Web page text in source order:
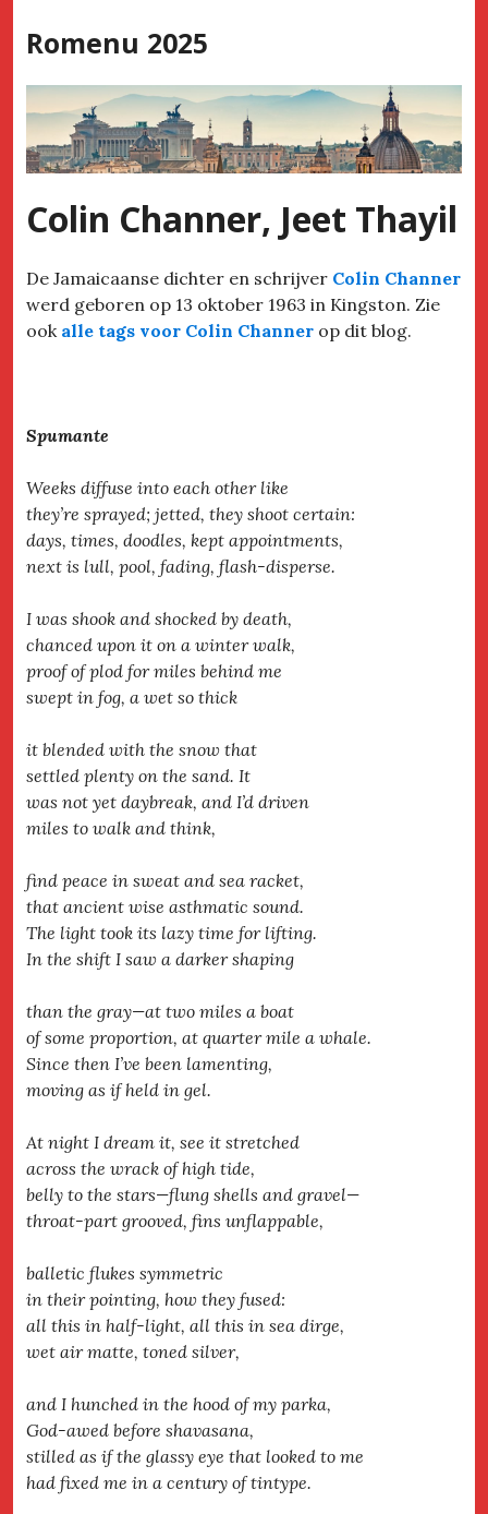
to
Romenu 2025
Colin Channer, Jeet Thayil
De Jamaicaanse dichter en schrijver Colin Channer
werd geboren op 13 oktober 1963 in Kingston. Zie
ook alle tags voor Colin Channer op dit blog.
Spumante
Weeks diffuse into each other like
they’re sprayed; jetted, they shoot certain:
days, times, doodles, kept appointments,
next is lull, pool, fading, flash-disperse.
I was shook and shocked by death,
chanced upon it on a winter walk,
proof of plod for miles behind me
swept in fog, a wet so thick
it blended with the snow that
settled plenty on the sand. It
was not yet daybreak, and I’d driven
miles to walk and think,
find peace in sweat and sea racket,
that ancient wise asthmatic sound.
The light took its lazy time for lifting.
In the shift I saw a darker shaping
than the gray—at two miles a boat
of some proportion, at quarter mile a whale.
Since then I’ve been lamenting,
moving as if held in gel.
At night I dream it, see it stretched
across the wrack of high tide,
belly to the stars—flung shells and gravel—
throat-part grooved, fins unflappable,
balletic flukes symmetric
in their pointing, how they fused:
all this in half-light, all this in sea dirge,
wet air matte, toned silver,
and I hunched in the hood of my parka,
God-awed before shavasana,
stilled as if the glassy eye that looked to me
had fixed me in a century of tintype.